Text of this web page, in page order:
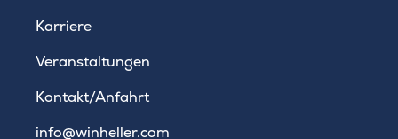
Karriere
Veranstaltungen
Kontakt/Anfahrt
info@winheller.com